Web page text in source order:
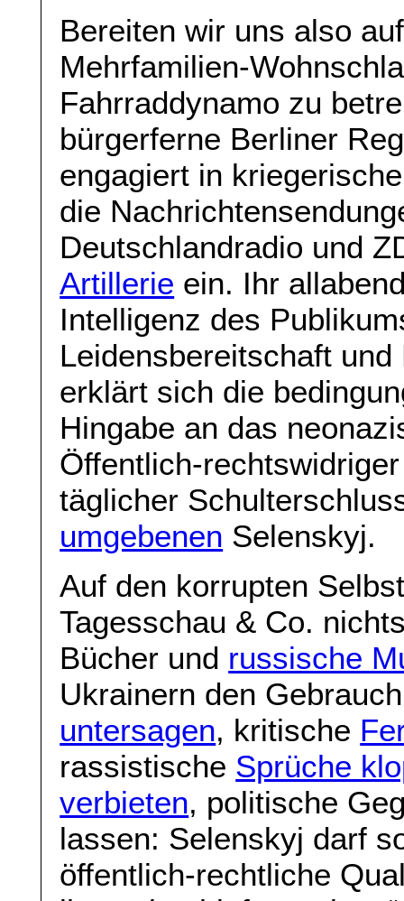
Bereiten wir uns also
Mehrfamilien-
Fahrraddynamo zu
bürgerferne Berliner
engagiert in
die
Deutschlandradio und
Artillerie ein. Ihr
Intelligenz des
Leidensbereitschaft
erklärt sich die
Hingabe an das
Öffentlich-
täglicher
umgebenen Selenskyj.
Auf den korrupten
Tagesschau & Co.
Bücher und russische
Ukrainern den
untersagen, kritische
rassistische Sprüche
verbieten, politische
lassen: Selenskyj darf
öffentlich-rechtliche